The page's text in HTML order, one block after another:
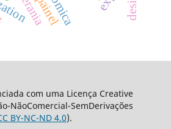
com uma Licença Creative
NãoComercial-SemDerivações
BY-NC-ND 4.0).